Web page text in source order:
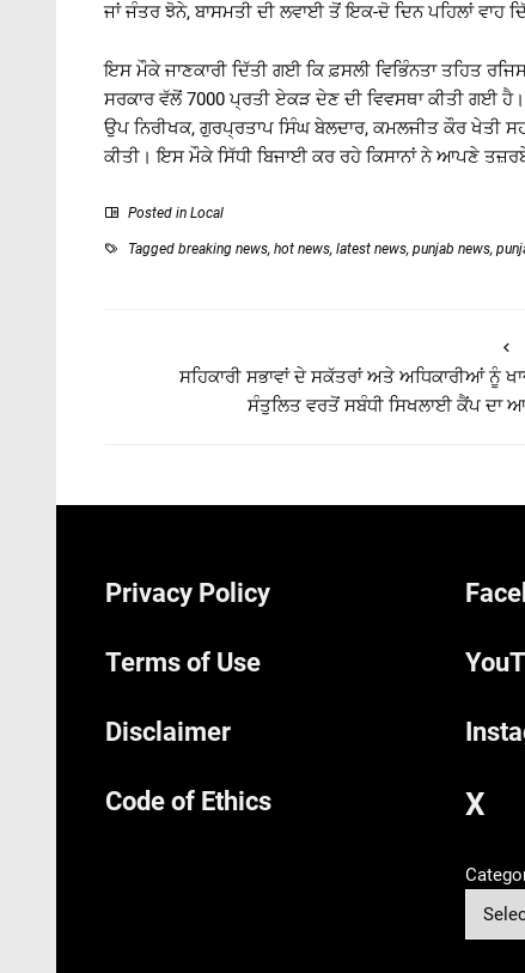
ਜਾਂ ਜੰਤਰ ਝੋਨੇ, ਬਾਸਮਤੀ ਦੀ ਲਵਾਈ ਤੋਂ ਇਕ-ਦੋ ਦਿਨ ਪਹਿਲਾਂ ਵਾਹ
ਇਸ ਮੌਕੇ ਜਾਣਕਾਰੀ ਦਿੱਤੀ ਗਈ ਕਿ ਫ਼ਸਲੀ ਵਿਭਿੰਨਤਾ ਤਹਿਤ
ਸਰਕਾਰ ਵੱਲੋਂ 7000 ਪ੍ਰਤੀ ਏਕੜ ਦੇਣ ਦੀ ਵਿਵਸਥਾ ਕੀਤੀ ਗਈ
ਉਪ ਨਿਰੀਖਕ, ਗੁਰਪ੍ਰਤਾਪ ਸਿੰਘ ਬੇਲਦਾਰ, ਕਮਲਜੀਤ ਕੌਰ ਖੇਤੀ
ਕੀਤੀ। ਇਸ ਮੌਕੇ ਸਿੱਧੀ ਬਿਜਾਈ ਕਰ ਰਹੇ ਕਿਸਾਨਾਂ ਨੇ ਆਪਣੇ
Posted in Local
Tagged breaking news, hot news, latest news, punjab news,
ਸਹਿਕਾਰੀ ਸਭਾਵਾਂ ਦੇ ਸਕੱਤਰਾਂ ਅਤੇ ਅਧਿਕਾਰੀਆਂ ਨੂੰ
ਸੰਤੁਲਿਤ ਵਰਤੋਂ ਸਬੰਧੀ ਸਿਖਲਾਈ ਕੈਂਪ ਦਾ
Privacy Policy
Terms of Use
Disclaimer
Code of Ethics X